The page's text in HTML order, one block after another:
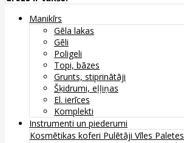
Manikīrs
Gēla lakas
Gēli
Poligeli
Topi, bāzes
Grunts, stiprinātāji
Šķidrumi, eļļiņas
El. ierīces
Komplekti
Instrumenti un piederumi
Kosmētikas koferi Pulētāji Vīles Paletes